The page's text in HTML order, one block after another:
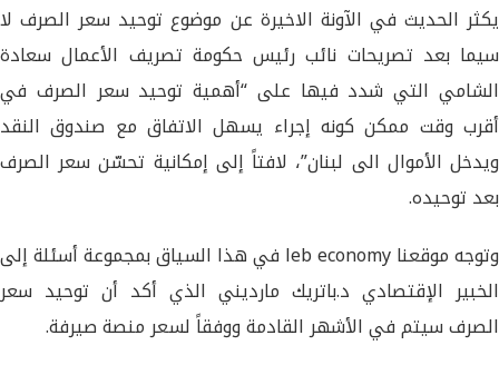
يكثر الحديث في الآونة الاخيرة عن موضوع توحيد سعر الصرف لا
سيما بعد تصريحات نائب رئيس حكومة تصريف الأعمال سعادة
الشامي التي شدد فيها على “أهمية توحيد سعر الصرف في
أقرب وقت ممكن كونه إجراء يسهل الاتفاق مع صندوق النقد
ويدخل الأموال الى لبنان”، لافتاً إلى إمكانية تحسّن سعر الصرف
بعد توحيده.
وتوجه موقعنا leb economy في هذا السياق بمجموعة أسئلة إلى
الخبير الإقتصادي د.باتريك مارديني الذي أكد أن توحيد سعر
الصرف سيتم في الأشهر القادمة ووفقاً لسعر منصة صيرفة.